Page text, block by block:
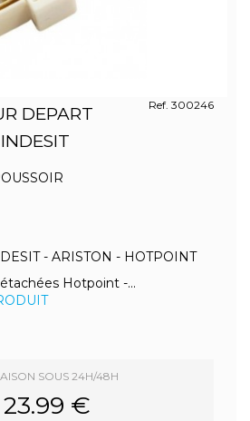
DEPART
Ref. 300246
- ARISTON - HOTPOINT
Hotpoint -...
SOUS 24H/48H
23.99 €